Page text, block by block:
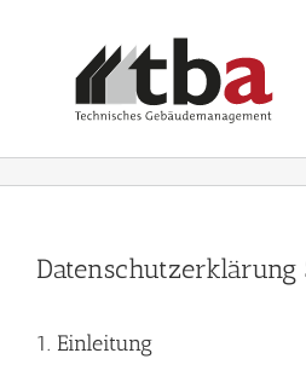
Datenschutzerklärung
1. Einleitung